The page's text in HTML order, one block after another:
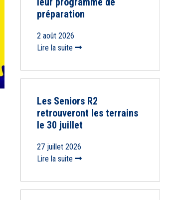
préparation
2 août 2026
Lire la suite
Les Seniors R2
retrouveront les terrains
le 30 juillet
27 juillet 2026
Lire la suite